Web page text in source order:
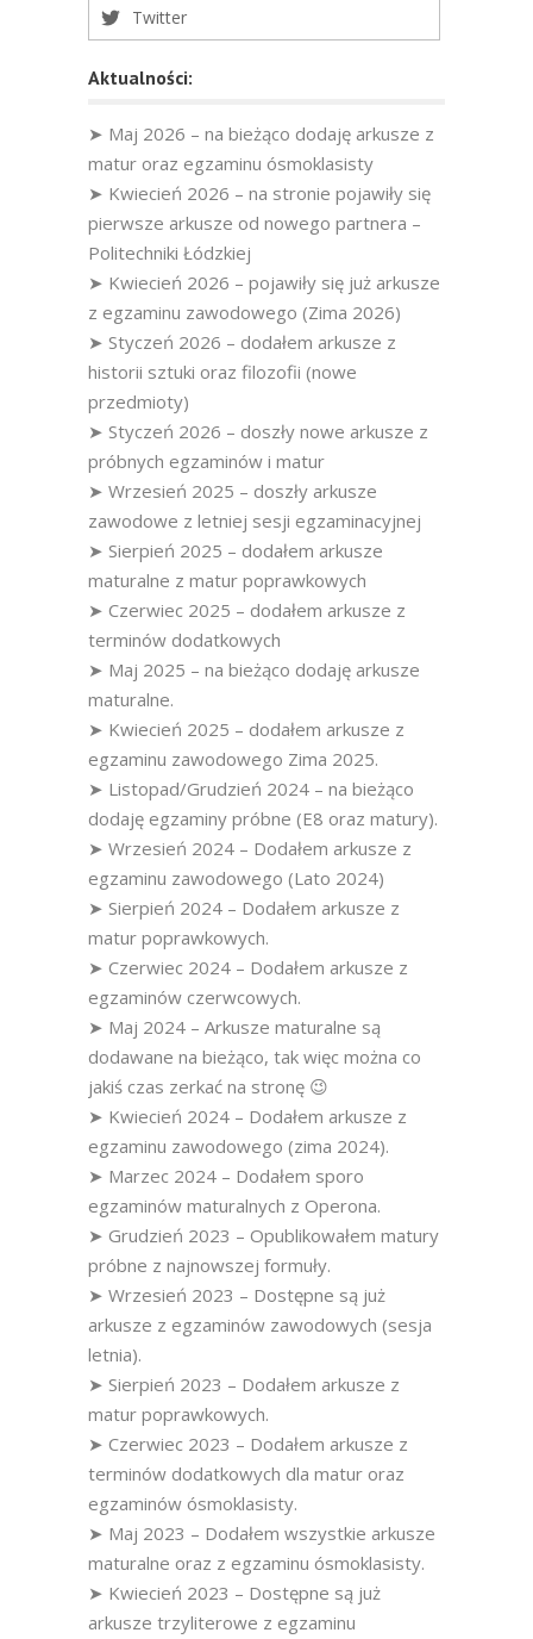
Twitter
Aktualności:
➤ Maj 2026 – na bieżąco dodaję arkusze z
matur oraz egzaminu ósmoklasisty
➤ Kwiecień 2026 – na stronie pojawiły się
pierwsze arkusze od nowego partnera –
Politechniki Łódzkiej
➤ Kwiecień 2026 – pojawiły się już arkusze
z egzaminu zawodowego (Zima 2026)
➤ Styczeń 2026 – dodałem arkusze z
historii sztuki oraz filozofii (nowe
przedmioty)
➤ Styczeń 2026 – doszły nowe arkusze z
próbnych egzaminów i matur
➤ Wrzesień 2025 – doszły arkusze
zawodowe z letniej sesji egzaminacyjnej
➤ Sierpień 2025 – dodałem arkusze
maturalne z matur poprawkowych
➤ Czerwiec 2025 – dodałem arkusze z
terminów dodatkowych
➤ Maj 2025 – na bieżąco dodaję arkusze
maturalne.
➤ Kwiecień 2025 – dodałem arkusze z
egzaminu zawodowego Zima 2025.
➤ Listopad/Grudzień 2024 – na bieżąco
dodaję egzaminy próbne (E8 oraz matury).
➤ Wrzesień 2024 – Dodałem arkusze z
egzaminu zawodowego (Lato 2024)
➤ Sierpień 2024 – Dodałem arkusze z
matur poprawkowych.
➤ Czerwiec 2024 – Dodałem arkusze z
egzaminów czerwcowych.
➤ Maj 2024 – Arkusze maturalne są
dodawane na bieżąco, tak więc można co
jakiś czas zerkać na stronę 😉
➤ Kwiecień 2024 – Dodałem arkusze z
egzaminu zawodowego (zima 2024).
➤ Marzec 2024 – Dodałem sporo
egzaminów maturalnych z Operona.
➤ Grudzień 2023 – Opublikowałem matury
próbne z najnowszej formuły.
➤ Wrzesień 2023 – Dostępne są już
arkusze z egzaminów zawodowych (sesja
letnia).
➤ Sierpień 2023 – Dodałem arkusze z
matur poprawkowych.
➤ Czerwiec 2023 – Dodałem arkusze z
terminów dodatkowych dla matur oraz
egzaminów ósmoklasisty.
➤ Maj 2023 – Dodałem wszystkie arkusze
maturalne oraz z egzaminu ósmoklasisty.
➤ Kwiecień 2023 – Dostępne są już
arkusze trzyliterowe z egzaminu